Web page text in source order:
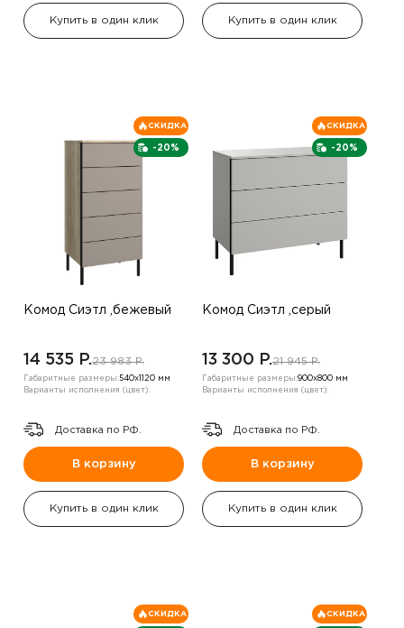
Купить в один клик Купить в один клик
-20%
СКИДКА
Комод Сиэтл ,бежевый
14 535 P.23 983 P.
Габаритные размеры:540х1120 мм
Варианты исполнения (цвет):
Доставка по РФ.
В корзину
Купить в один клик
-20%
СКИДКА
Комод Сиэтл ,серый
13 300 P.21 945 P.
Габаритные размеры:900х800 мм
Варианты исполнения (цвет):
Доставка по РФ.
В корзину
Купить в один клик
СКИДКА СКИДКА